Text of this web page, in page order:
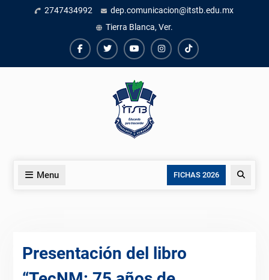
2747434992
dep.comunicacion@itstb.edu.mx
Tierra Blanca, Ver.
FacebookTwiterYoutubeinstagram
TikTok
Menu FICHAS 2026 Search
Presentación del libro